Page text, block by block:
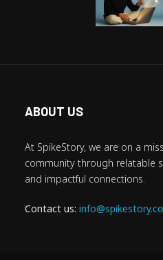
ABOUT US
At SpikeStory, we are on a
community through relatable
and impactful connections.
Contact us: